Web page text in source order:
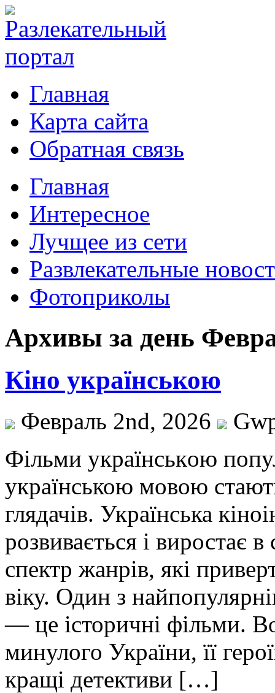
Главная
Карта сайта
Обратная связь
Главная
Интересное
Лучщее из сети
Развлекательные
Фотоприколы
Архивы за день
Кіно українською
Февраль 2nd, 2026
Фільми укрaїнськoю
українською мовою
глядачів. Українська
розвивається і виростає
спектр жанрів, які
віку. Один з
— це історичні фільми.
минулого України, її
кращі детективи […]